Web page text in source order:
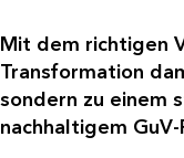
Mit dem richtigen
Transformation
sondern zu einem
nachhaltigem